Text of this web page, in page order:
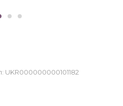
UKR000000000101182